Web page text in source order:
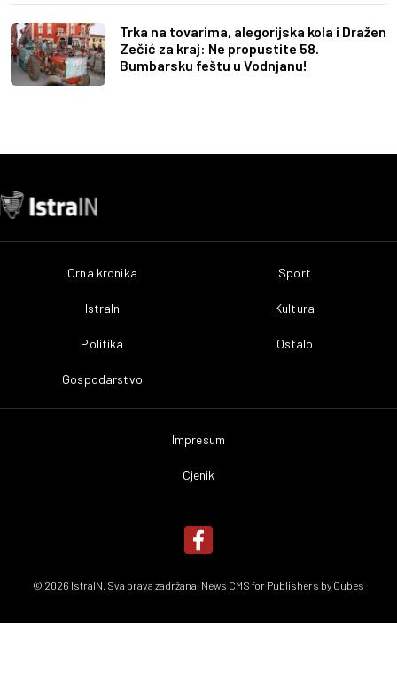
Trka na tovarima, alegorijska kola i Dražen
Zečić za kraj: Ne propustite 58.
Bumbarsku feštu u Vodnjanu!
Crna kronika
IstraIn
Politika
Gospodarstvo
Sport
Kultura
Ostalo
Impresum
Cjenik
© 2026 IstraIN. Sva prava zadržana. News CMS for Publishers by Cubes